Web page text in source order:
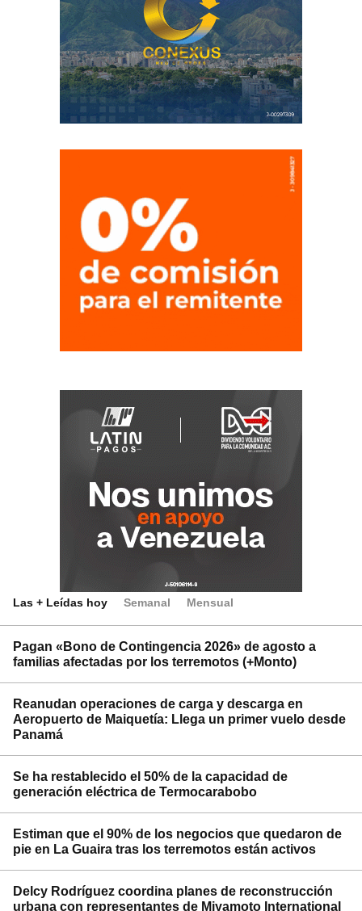
Las + Leídas hoy Semanal Mensual
Pagan «Bono de Contingencia 2026» de agosto a
familias afectadas por los terremotos (+Monto)
Reanudan operaciones de carga y descarga en
Aeropuerto de Maiquetía: Llega un primer vuelo desde
Panamá
Se ha restablecido el 50% de la capacidad de
generación eléctrica de Termocarabobo
Estiman que el 90% de los negocios que quedaron de
pie en La Guaira tras los terremotos están activos
Delcy Rodríguez coordina planes de reconstrucción
urbana con representantes de Miyamoto International